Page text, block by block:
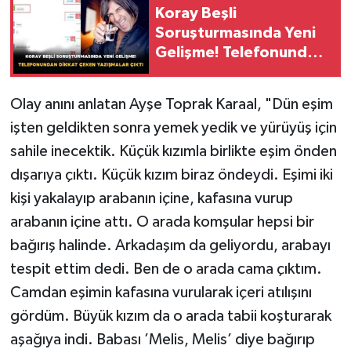
Koray Beşli
Soruşturmasında Yeni
Gelişme! Telefonundan
Olay anını anlatan Ayşe Toprak Karaal, "Dün eşim
işten geldikten sonra yemek yedik ve yürüyüş için
sahile inecektik. Küçük kızımla birlikte eşim önden
dışarıya çıktı. Küçük kızım biraz öndeydi. Eşimi iki
kişi yakalayıp arabanın içine, kafasına vurup
arabanın içine attı. O arada komşular hepsi bir
bağırış halinde. Arkadaşım da geliyordu, arabayı
tespit ettim dedi. Ben de o arada cama çıktım.
Camdan eşimin kafasına vurularak içeri atılışını
gördüm. Büyük kızım da o arada tabii koşturarak
aşağıya indi. Babası ’Melis, Melis’ diye bağırıp